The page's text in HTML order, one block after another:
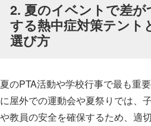
2. 夏のイベントで差が
する熱中症対策テント
選び方
夏のPTA活動や学校行事で最も重
に屋外での運動会や夏祭りでは、
や教員の安全を確保するため、適